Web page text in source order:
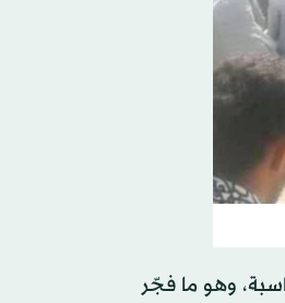
مرتبطة بهذه المناسبة، وهو ما فجّر